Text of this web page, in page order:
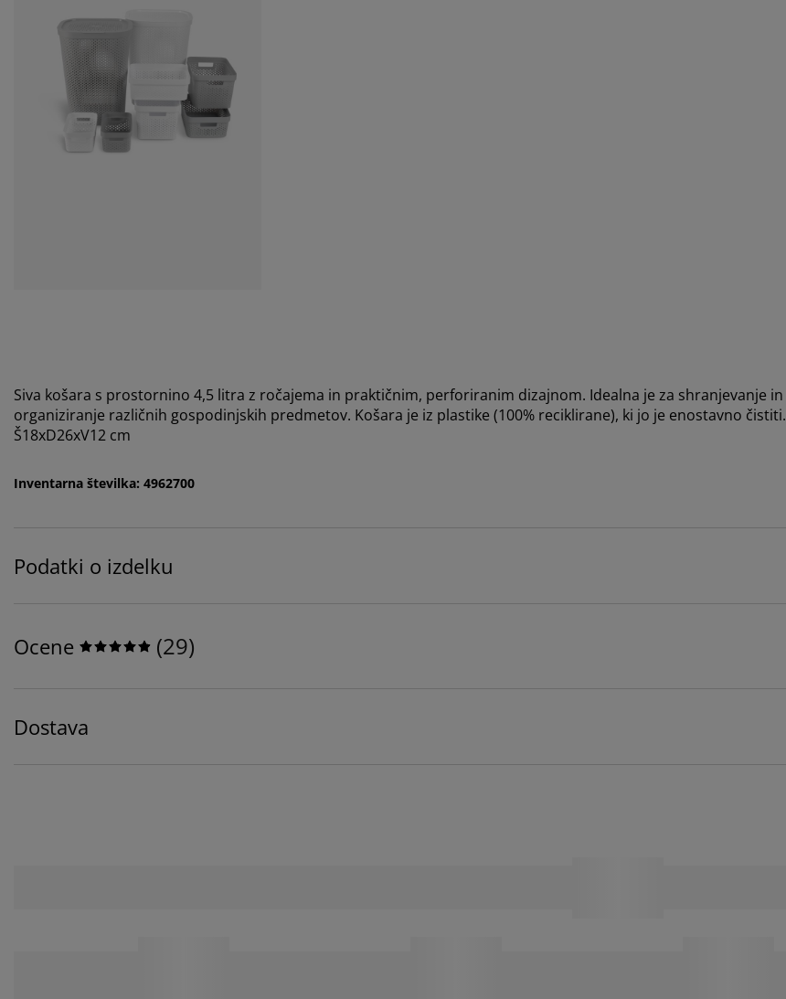
Siva košara s prostornino 4,5 litra z ročajema in praktičnim, perforiranim dizajnom. Idealna je za shranjevanje in
organiziranje različnih gospodinjskih predmetov. Košara je iz plastike (100% reciklirane), ki jo je enostavno čistiti.
Š18xD26xV12 cm
Inventarna številka: 4962700
Podatki o izdelku
Ocene (29)
Dostava